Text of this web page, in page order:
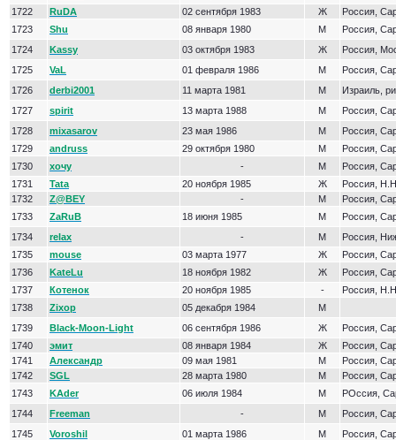
1722
RuDA 02 сентября 1983 Ж
Россия,
1723
Shu 08 января 1980 М
Россия,
1724
Kassy 03 октября 1983 Ж
Россия,
1725
VaL 01 февраля 1986 М
Россия,
1726
derbi2001 11 марта 1981 М
Израиль,
1727
spirit 13 марта 1988 М
Россия,
1728
mixasarov 23 мая 1986 М
Россия,
1729
andruss 29 октября 1980 М
Россия,
1730
хочу - М
Россия,
1731
Tata 20 ноября 1985 Ж
Россия,
1732
Z@BEY - М
Россия,
1733
ZaRuB 18 июня 1985 М
Россия,
1734
relax - М
Россия,
1735
mouse 03 марта 1977 Ж
Россия,
1736
KateLu 18 ноября 1982 Ж
Россия,
1737
Котенок 20 ноября 1985 -
Россия,
1738
Zixop 05 декабря 1984
М
1739
Black-Moon-Light 06 сентября 1986 Ж
Россия,
1740
эмит 08 января 1984 Ж
Россия,
1741
Александр 09 мая 1981 М
Россия,
1742
SGL 28 марта 1980 М
Россия,
1743
KAder 06 июля 1984 М
РОссия,
1744
Freeman - М
Россия,
1745
Voroshil 01 марта 1986 М
Россия,